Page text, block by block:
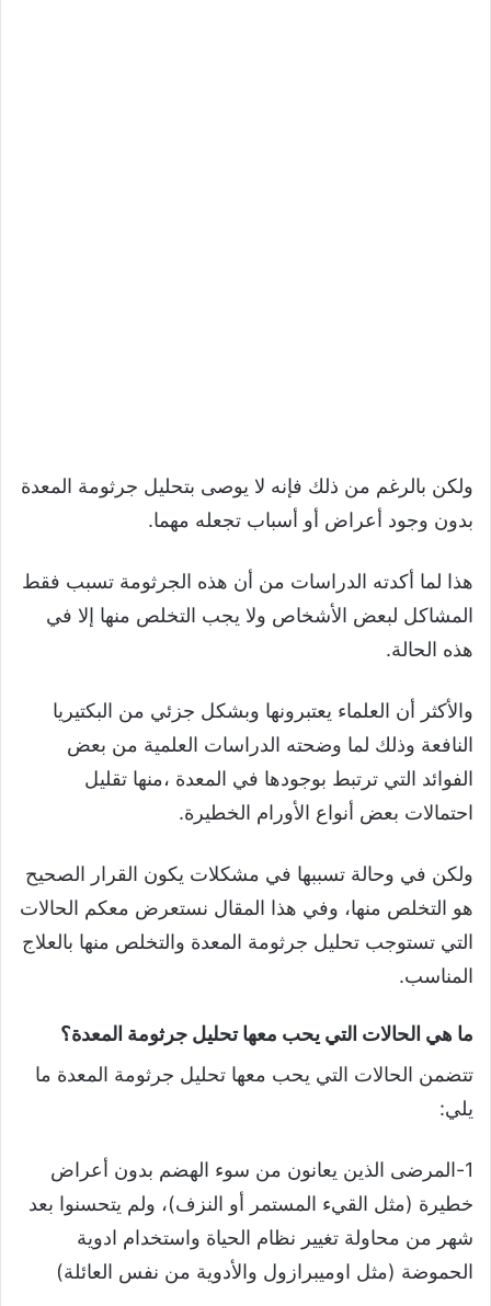
ولكن بالرغم من ذلك فإنه لا يوصى بتحليل جرثومة المعدة
بدون وجود أعراض أو أسباب تجعله مهما.
هذا لما أكدته الدراسات من أن هذه الجرثومة تسبب فقط
المشاكل لبعض الأشخاص ولا يجب التخلص منها إلا في
هذه الحالة.
والأكثر أن العلماء يعتبرونها وبشكل جزئي من البكتيريا
النافعة وذلك لما وضحته الدراسات العلمية من بعض
الفوائد التي ترتبط بوجودها في المعدة ،منها تقليل
احتمالات بعض أنواع الأورام الخطيرة.
ولكن في وحالة تسببها في مشكلات يكون القرار الصحيح
هو التخلص منها، وفي هذا المقال نستعرض معكم الحالات
التي تستوجب تحليل جرثومة المعدة والتخلص منها بالعلاج
المناسب.
ما هي الحالات التي يحب معها تحليل جرثومة المعدة؟
تتضمن الحالات التي يحب معها تحليل جرثومة المعدة ما
يلي:
1-المرضى الذين يعانون من سوء الهضم بدون أعراض
خطيرة (مثل القيء المستمر أو النزف)، ولم يتحسنوا بعد
شهر من محاولة تغيير نظام الحياة واستخدام ادوية
الحموضة (مثل اوميبرازول والأدوية من نفس العائلة)